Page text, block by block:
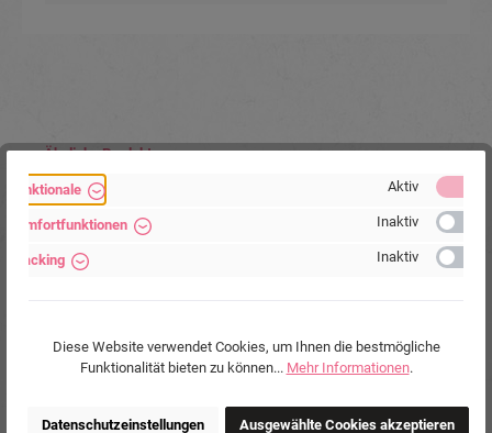
Produktgalerie überspringen
Ähnliche Produkte
Funktionale Aktiv
Komfortfunktionen Inaktiv
Tracking Inaktiv
Diese Website verwendet Cookies, um Ihnen die bestmögliche
Funktionalität bieten zu können... Mehr Informationen.
Datenschutzeinstellungen Ausgewählte Cookies akzeptieren